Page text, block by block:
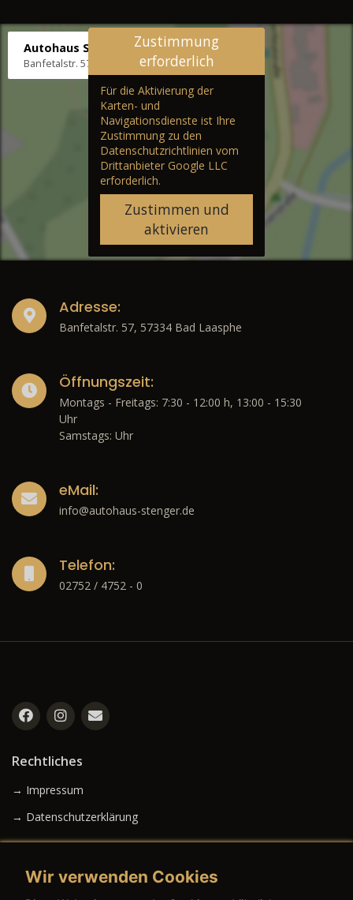
Autohaus Stenger
Banfetalstr. 57, 57334 Bad Laasphe
Zustimmung
erforderlich
Für die Aktivierung der
Karten- und
Navigationsdienste ist Ihre
Zustimmung zu den
Datenschutzrichtlinien vom
Drittanbieter Google LLC
erforderlich.
Zustimmen und
aktivieren
Adresse:
Banfetalstr. 57, 57334 Bad Laasphe
Öffnungszeit:
Montags - Freitags: 7:30 - 12:00 h, 13:00 - 15:30
Uhr
Samstags: Uhr
eMail:
info@autohaus-stenger.de
Telefon:
02752 / 4752 - 0
Rechtliches
→ Impressum
→ Datenschutzerklärung
Wir verwenden Cookies